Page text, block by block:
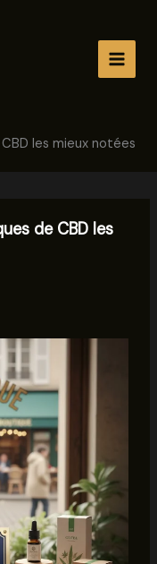
les mieux notées
de CBD les